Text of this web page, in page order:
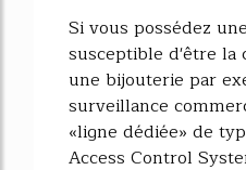
Si vous possédez
susceptible d'être la
une bijouterie par
surveillance
«ligne dédiée» de
Access Control